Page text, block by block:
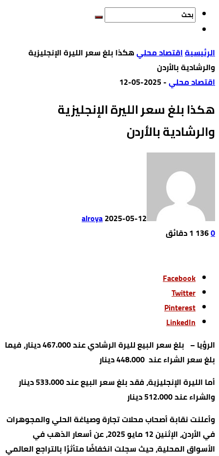
‫الرئيسية‬اقتصاد محليهكذا بلغ سعر الليرة الإنجليزية
والرشادية بالأردن
اقتصاد محلي-
2025-05-12
هكذا بلغ سعر الليرة الإنجليزية
والرشادية بالأردن
alroya2025-05-12
0
136 1 ‫دقائق‬
Facebook
Twitter
Pinterest
LinkedIn
الرؤيا – بلغ سعر البيع لليرة الرشادي عند 467.000 دينار، فيما
بلغ سعر الشراء عند 448.000 دينار
أما الليرة الإنجليزية، فقد بلغ سعر البيع عند 533.000 دينار
والشراء عند 512.000 دينار
وأعلنت نقابة أصحاب محلات تجارة وصياغة الحلي والمجوهرات
في الأردن، الإثنين 12 مايو 2025، عن أسعار الذهب في
الأسواق المحلية، حيث سجلت انخفاضًا متأثرًا بالتراجع العالمي